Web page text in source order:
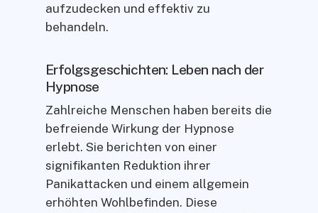
aufzudecken und effektiv zu
behandeln.
Erfolgsgeschichten: Leben nach der
Hypnose
Zahlreiche Menschen haben bereits die
befreiende Wirkung der Hypnose
erlebt. Sie berichten von einer
signifikanten Reduktion ihrer
Panikattacken und einem allgemein
erhöhten Wohlbefinden. Diese